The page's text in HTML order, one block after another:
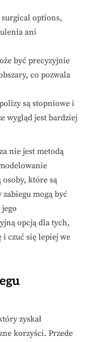
options,
ani
być precyzyjnie
co pozwala
są stopniowe i
wygląd jest bardziej
nie jest metodą
które są
mogą być
opcją dla tych,
czuć się lepiej we
zyskał
korzyści. Przede